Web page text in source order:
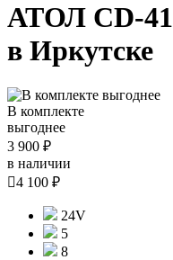
АТОЛ CD-
в Иркутске
В комплекте
выгоднее
3 900 ₽
в наличии
4 100 ₽
24V
5
8